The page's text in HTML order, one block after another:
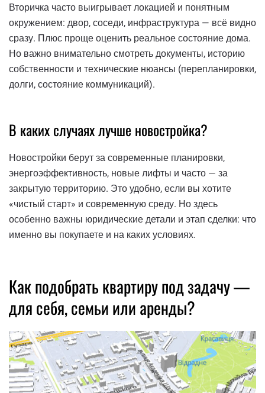
Вторичка часто выигрывает локацией и понятным
окружением: двор, соседи, инфраструктура — всё видно
сразу. Плюс проще оценить реальное состояние дома.
Но важно внимательно смотреть документы, историю
собственности и технические нюансы (перепланировки,
долги, состояние коммуникаций).
В каких случаях лучше новостройка?
Новостройки берут за современные планировки,
энергоэффективность, новые лифты и часто — за
закрытую территорию. Это удобно, если вы хотите
«чистый старт» и современную среду. Но здесь
особенно важны юридические детали и этап сделки: что
именно вы покупаете и на каких условиях.
Как подобрать квартиру под задачу —
для себя, семьи или аренды?